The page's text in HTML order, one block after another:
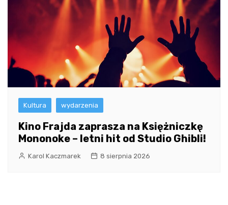
Kultura wydarzenia
Kino Frajda zaprasza na Księżniczkę
Mononoke – letni hit od Studio Ghibli!
Karol Kaczmarek 8 sierpnia 2026